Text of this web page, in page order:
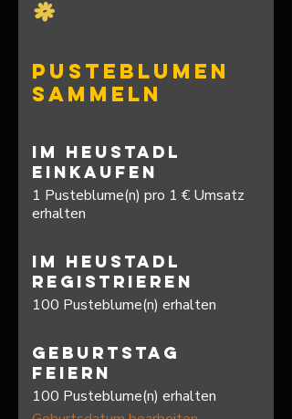
Pusteblumen
sammeln
Im Heustadl
einkaufen
1 Pusteblume(n) pro 1 € Umsatz
erhalten
Im Heustadl
registrieren
100 Pusteblume(n) erhalten
Geburtstag
feiern
100 Pusteblume(n) erhalten